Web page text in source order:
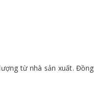
từ nhà sản xuất.